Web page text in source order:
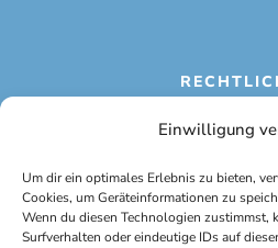
Einwilligung
Um dir ein optimales Erlebnis zu bieten,
Cookies, um Geräteinformationen zu
Wenn du diesen Technologien zustimmst,
Surfverhalten oder eindeutige IDs auf
Impressum
Cookie-